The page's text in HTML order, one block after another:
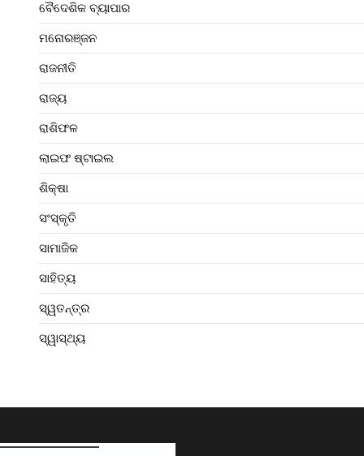
ବୈଦେଶିକ ବ୍ୟାପାର
ମନୋରଞ୍ଜନ
ରାଜନୀତି
ରାଜ୍ୟ
ରାଶିଫଳ
ଲାଇଫ ଷ୍ଟାଇଲ
ଶିକ୍ଷା
ସଂସ୍କୃତି
ସାମାଜିକ
ସାହିତ୍ୟ
ସ୍ୱତନ୍ତ୍ର
ସ୍ୱାସ୍ଥ୍ୟ